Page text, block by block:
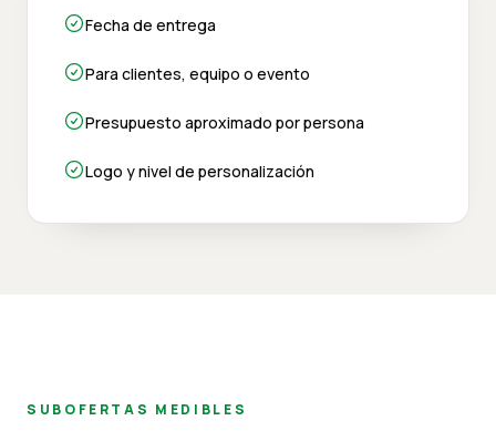
Fecha de entrega
Para clientes, equipo o evento
Presupuesto aproximado por persona
Logo y nivel de personalización
SUBOFERTAS MEDIBLES